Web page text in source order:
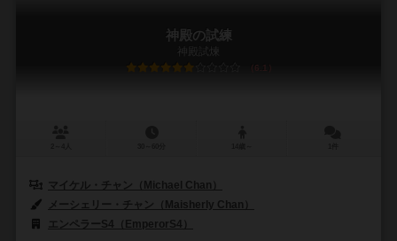
神殿の試練
神殿試煉
6.1
マイケル・チャン（Michael Chan）
メーシェリー・チャン（Maisherly Chan）
エンペラーS4（EmperorS4）